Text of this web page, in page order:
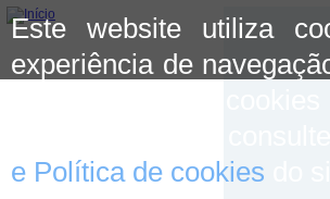
Este website utiliza
experiência de
e Política de cookies